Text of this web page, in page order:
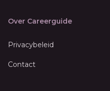
Over Careerguide
Privacybeleid
Contact